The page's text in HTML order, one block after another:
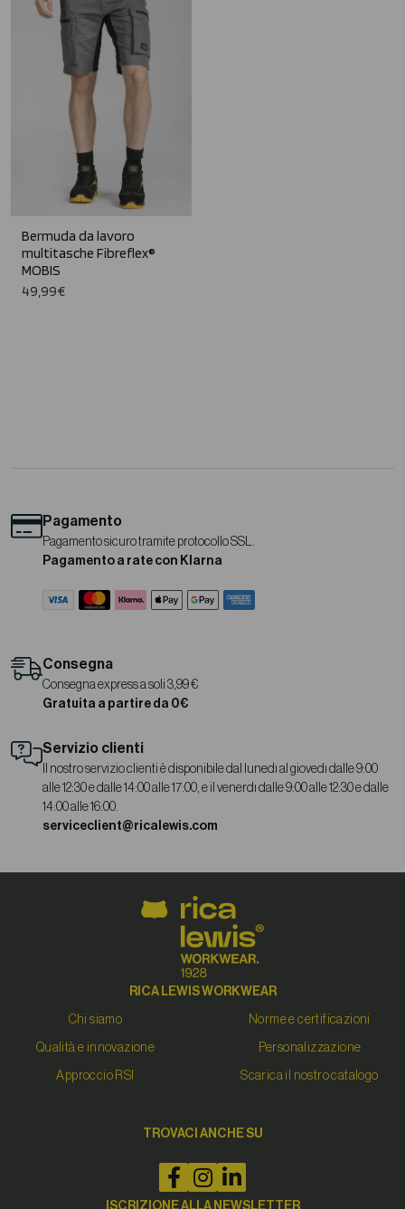
Bermuda da lavoro
multitasche Fibreflex®
MOBIS
49,99€
Pagamento
Pagamento sicuro tramite protocollo SSL.
Pagamento a rate con Klarna
Consegna
Consegna express a soli 3,99 €
Gratuita a partire da 0€
Servizio clienti
Il nostro servizio clienti è disponibile dal lunedì al giovedì dalle 9:00
alle 12:30 e dalle 14:00 alle 17:00, e il venerdì dalle 9:00 alle 12:30 e dalle
14:00 alle 16:00.
serviceclient@ricalewis.com
RICA LEWIS WORKWEAR
Chi siamo
Qualità e innovazione
Approccio RSI
Norme e certificazioni
Personalizzazione
Scarica il nostro catalogo
TROVACI ANCHE SU
ISCRIZIONE ALLA NEWSLETTER